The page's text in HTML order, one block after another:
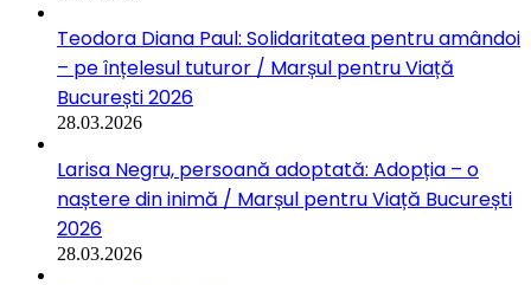
Teodora Diana Paul: Solidaritatea pentru amândoi
– pe înțelesul tuturor / Marșul pentru Viață
București 2026
28.03.2026
Larisa Negru, persoană adoptată: Adopția – o
naștere din inimă / Marșul pentru Viață București
2026
28.03.2026